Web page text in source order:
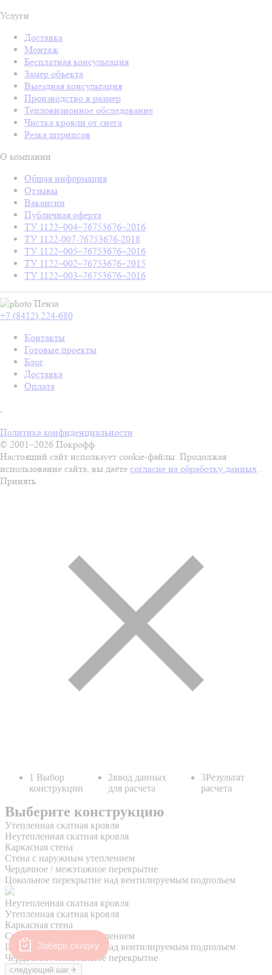
Услуги
Доставка
Монтаж
Бесплатная консультация
Замер объекта
Выездная консультация
Производство в размер
Тепловизионное обследование
Чистка кровли от снега
Резка штрипсов
О компании
Общая информация
Отзывы
Вакансии
Публичная оферта
ТУ 1122–004–76753676–2016
ТУ 1122-007-76753676-2018
ТУ 1122–005–76753676–2016
ТУ 1122–002–76753676–2015
ТУ 1122–003–76753676–2016
Пенза
+7 (8412) 224-680
Контакты
Готовые проекты
Блог
Доставка
Оплата
Политика конфиденциальности
© 2001–2026 Покрофф
Настоящий сайт использует cookie-файлы. Продолжая
использование сайта, вы даёте согласие на обработку данных .
Принять
Забери скидку